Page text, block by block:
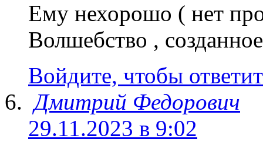
Ему нехорошо ( нет
Волшебство ,
Войдите, чтобы
Дмитрий Федорович
29.11.2023 в 9:02